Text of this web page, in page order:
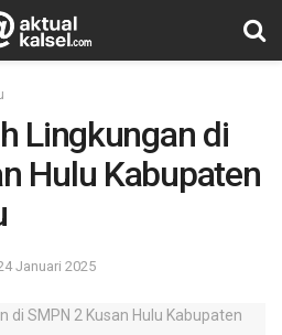
Lingkungan di
Hulu Kabupaten
Januari 2025